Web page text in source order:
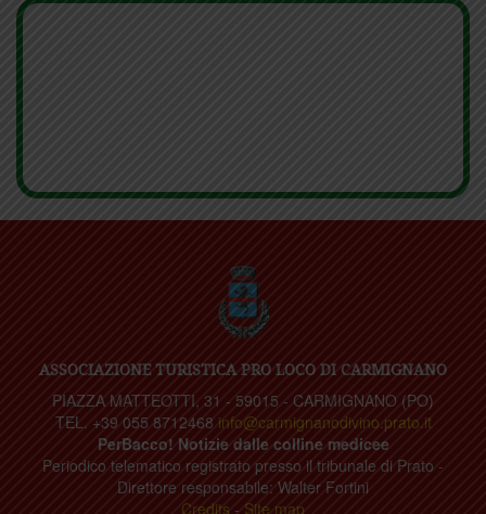
ASSOCIAZIONE TURISTICA PRO LOCO DI CARMIGNANO
PIAZZA MATTEOTTI, 31 - 59015 - CARMIGNANO (PO)
TEL. +39 055 8712468 info@carmignanodivino.prato.it
PerBacco! Notizie dalle colline medicee
Periodico telematico registrato presso il tribunale di Prato -
Direttore responsabile: Walter Fortini
Credits - Site map